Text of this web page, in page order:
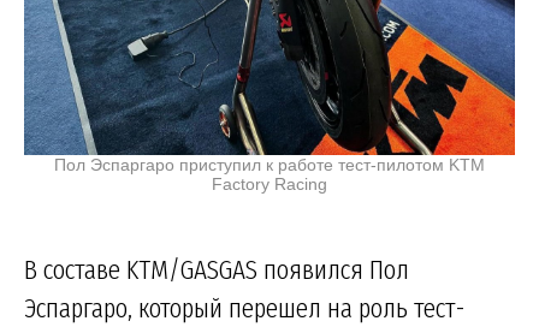
Пол Эспаргаро приступил к работе тест-пилотом KTM
Factory Racing
В составе KTM/GASGAS появился Пол
Эспаргаро, который перешел на роль тест-